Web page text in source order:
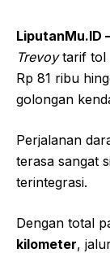
LiputanMu.ID
Trevoytarif tol
Rp 81 ribu
golongan
Perjalanan
terasa sangat
terintegrasi.
Dengan total
kilometer,